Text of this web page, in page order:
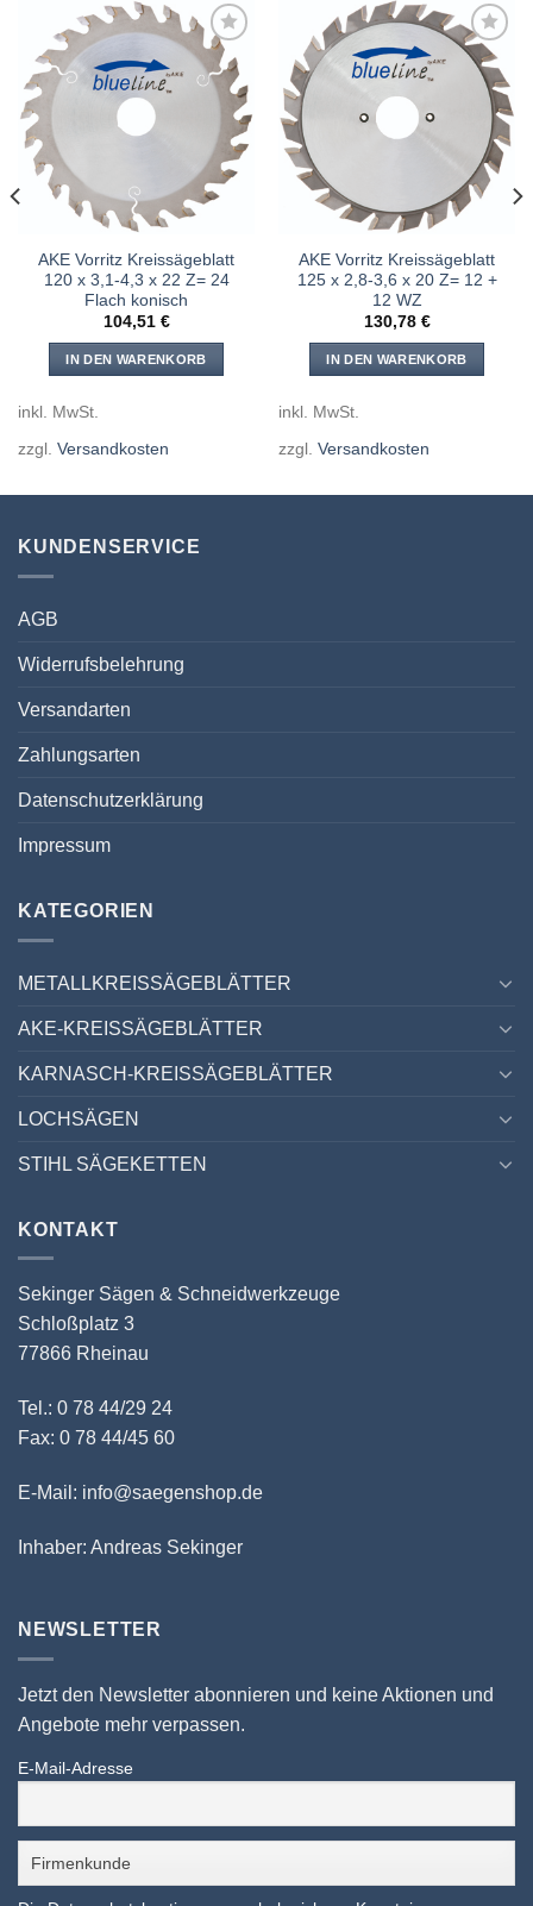
hinzufügen
AKE Vorritz Kreissägeblatt
120 x 3,1-4,3 x 22 Z= 24
Flach konisch
104,51 €
IN DEN WARENKORB
inkl. MwSt.
zzgl. Versandkosten
hinzufügen
AKE Vorritz Kreissägeblatt
125 x 2,8-3,6 x 20 Z= 12 +
12 WZ
130,78 €
IN DEN WARENKORB
inkl. MwSt.
zzgl. Versandkosten
KUNDENSERVICE
AGB
Widerrufsbelehrung
Versandarten
Zahlungsarten
Datenschutzerklärung
Impressum
KATEGORIEN
METALLKREISSÄGEBLÄTTER
AKE-KREISSÄGEBLÄTTER
KARNASCH-KREISSÄGEBLÄTTER
LOCHSÄGEN
STIHL SÄGEKETTEN
KONTAKT
Sekinger Sägen & Schneidwerkzeuge
Schloßplatz 3
77866 Rheinau
Tel.: 0 78 44/29 24
Fax: 0 78 44/45 60
E-Mail: info@saegenshop.de
Inhaber: Andreas Sekinger
NEWSLETTER
Jetzt den Newsletter abonnieren und keine Aktionen und
Angebote mehr verpassen.
E-Mail-Adresse